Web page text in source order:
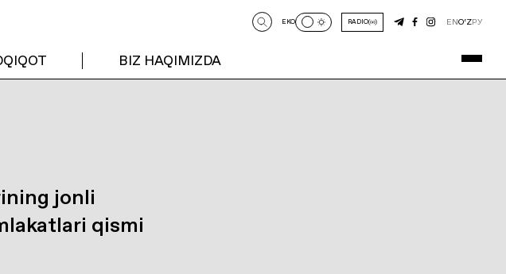
BIZ HAQIMIZDA
EKO RADIO ENO‘ZРУ
jonli
qismi